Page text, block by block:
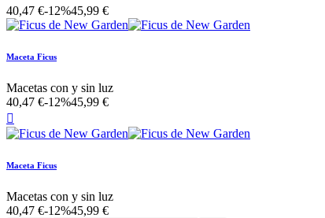
40,47 €-12%45,99 €
Maceta Ficus
Macetas con y sin luz
40,47 €-12%45,99 €

Maceta Ficus
Macetas con y sin luz
40,47 €-12%45,99 €